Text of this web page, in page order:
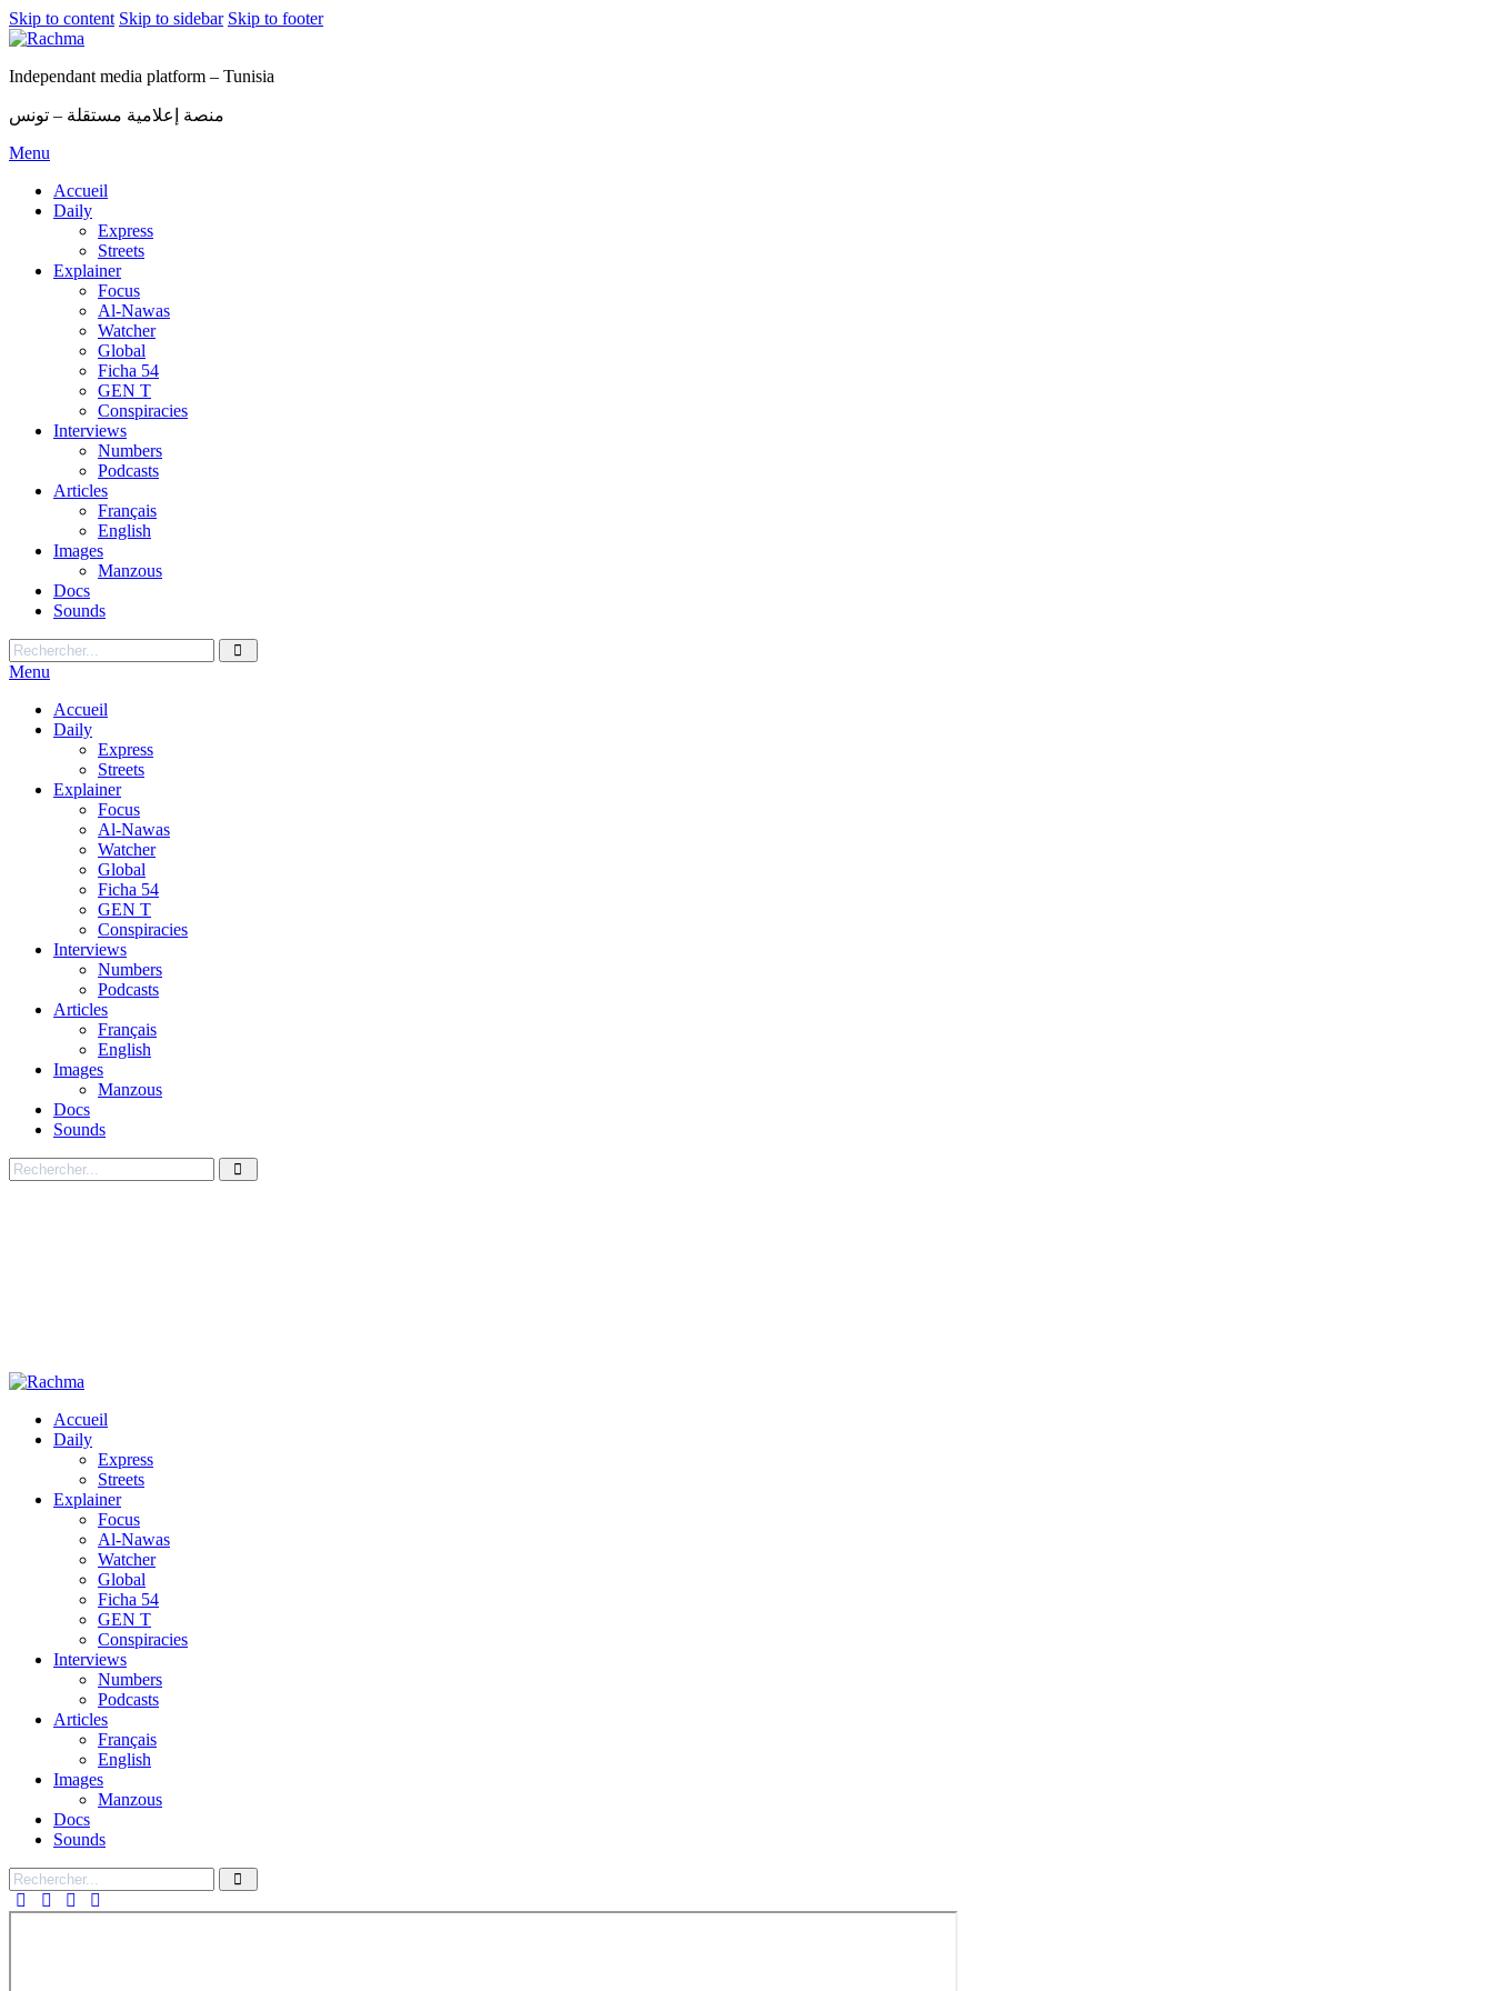
Skip to content Skip to sidebar Skip to footer
Independant media platform – Tunisia
منصة إعلامية مستقلة – تونس
Menu
Accueil
Daily
Express
Streets
Explainer
Focus
Al-Nawas
Watcher
Global
Ficha 54
GEN T
Conspiracies
Interviews
Numbers
Podcasts
Articles
Français
English
Images
Manzous
Docs
Sounds
Menu
Accueil
Daily
Express
Streets
Explainer
Focus
Al-Nawas
Watcher
Global
Ficha 54
GEN T
Conspiracies
Interviews
Numbers
Podcasts
Articles
Français
English
Images
Manzous
Docs
Sounds
Accueil
Daily
Express
Streets
Explainer
Focus
Al-Nawas
Watcher
Global
Ficha 54
GEN T
Conspiracies
Interviews
Numbers
Podcasts
Articles
Français
English
Images
Manzous
Docs
Sounds